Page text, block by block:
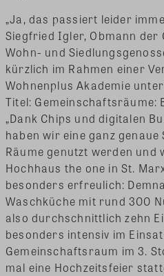
„Ja, das passiert leider
Siegfried Igler, Obmann der
Wohn- und
kürzlich im Rahmen einer
Wohnenplus Akademie
Titel: Gemeinschaftsräume:
„Dank Chips und digitalen
haben wir eine ganz
Räume genutzt werden und
Hochhaus the one in St.
besonders erfreulich:
Waschküche mit rund 300
also durchschnittlich zehn
besonders intensiv im
Gemeinschaftsraum im 3.
mal eine Hochzeitsfeier